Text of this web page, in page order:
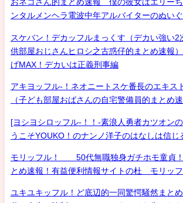
おネコさん的まとめ速報 僕の彼女はエリー
ンタルメンヘラ電波中年アルバイターのぬい
スケバン！デカッフルまっくす（デカい強い2
供部屋おじさんヒロシ之古惑仔的まとめ速報
げMAX！デカいは正義刑事編
アキヨッフル-！ネオニートスケ番長のエキス
（子ども部屋おばさんの自宅警備員的まとめ速
[ヨシヨシロッフル-！！-素浪人勇者カツオン
うこそYOUKO！のナンノ洋子のはなしは信じ
モリッフル！ 50代無職独身ガチホモ童貞！
とめ速報！有益便利情報サイトの杜 モリッ
ユキユキッフル！ど底辺的一同驚愕騒然まと